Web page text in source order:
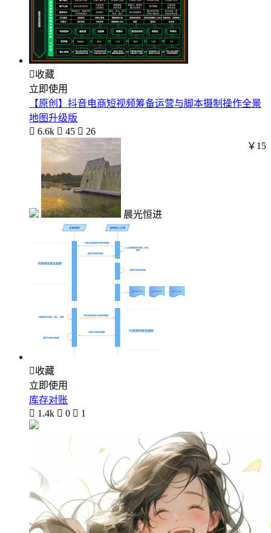
收藏
立即使用
【原创】抖音电商短视频筹备运营与脚本摄制操作全景
地图升级版
 6.6k  45  26
晨光恒进
￥15
收藏
立即使用
库存对账
 1.4k  0  1